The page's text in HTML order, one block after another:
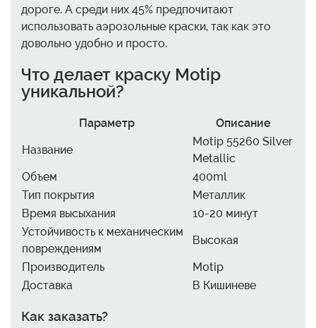
дороге. А среди них 45% предпочитают
использовать аэрозольные краски, так как это
довольно удобно и просто.
Что делает краску Motip
уникальной?
Параметр
Описание
Название
Motip 55260 Silver
Metallic
Объем
400ml
Тип покрытия
Металлик
Время высыхания
10-20 минут
Устойчивость к механическим
повреждениям
Высокая
Производитель
Motip
Доставка
В Кишиневе
Как заказать?